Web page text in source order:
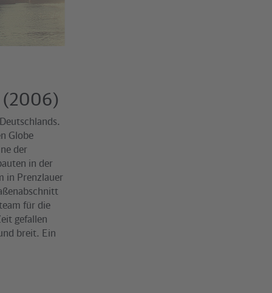
(2006)
Globe
der
in der
in Prenzlauer
für die
gefallen
breit. Ein